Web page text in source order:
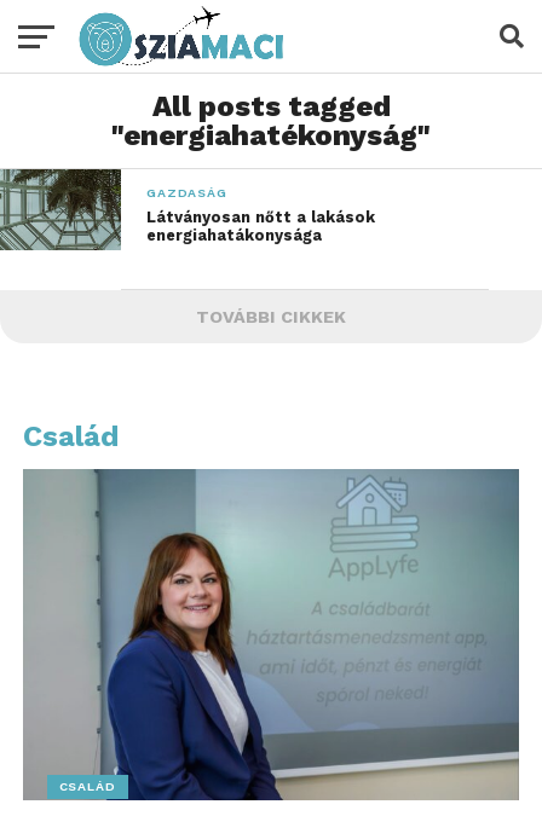
All posts tagged
"energiahatékonyság"
GAZDASÁG
Látványosan nőtt a lakások
energiahatákonysága
TOVÁBBI CIKKEK
Család
CSALÁD